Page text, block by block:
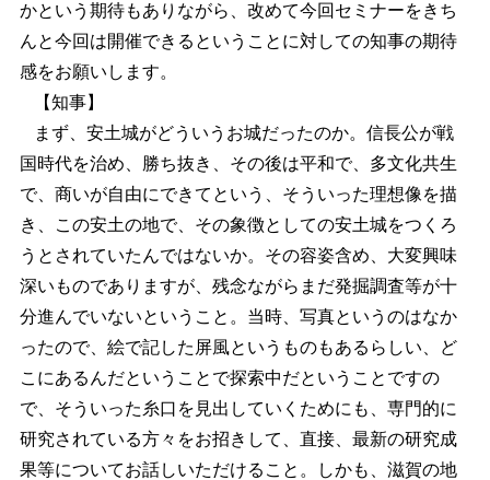
かという期待もありながら、改めて今回セミナーをきち
んと今回は開催できるということに対しての知事の期待
感をお願いします。
【知事】
まず、安土城がどういうお城だったのか。信長公が戦
国時代を治め、勝ち抜き、その後は平和で、多文化共生
で、商いが自由にできてという、そういった理想像を描
き、この安土の地で、その象徴としての安土城をつくろ
うとされていたんではないか。その容姿含め、大変興味
深いものでありますが、残念ながらまだ発掘調査等が十
分進んでいないということ。当時、写真というのはなか
ったので、絵で記した屏風というものもあるらしい、ど
こにあるんだということで探索中だということですの
で、そういった糸口を見出していくためにも、専門的に
研究されている方々をお招きして、直接、最新の研究成
果等についてお話しいただけること。しかも、滋賀の地